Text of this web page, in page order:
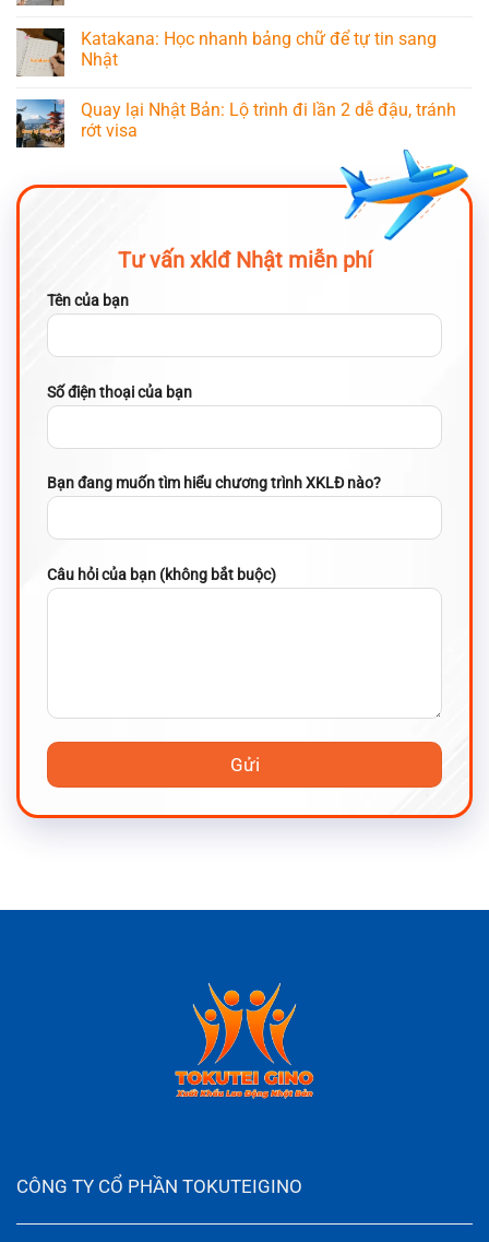
Katakana: Học nhanh bảng chữ để tự tin sang
Nhật
Quay lại Nhật Bản: Lộ trình đi lần 2 dễ đậu, tránh
rớt visa
Tư vấn xklđ Nhật miễn phí
Tên của bạn
Số điện thoại của bạn
Bạn đang muốn tìm hiểu chương trình XKLĐ nào?
Câu hỏi của bạn (không bắt buộc)
CÔNG TY CỔ PHẦN TOKUTEIGINO